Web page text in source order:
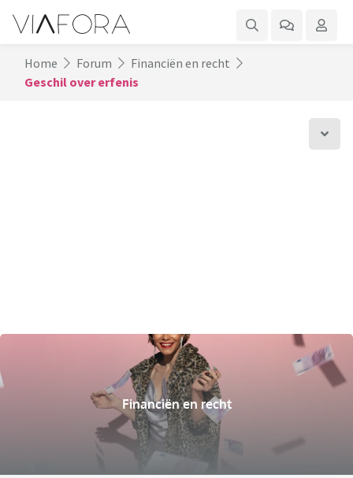
Home Forum
Financiën en recht
Geschil over erfenis
Financiën en recht